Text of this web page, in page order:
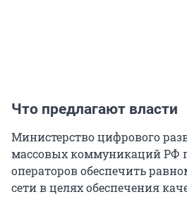
Что предлагают власти
Министерство цифрового
массовых коммуникаций РФ
операторов обеспечить
сети в целях обеспечения